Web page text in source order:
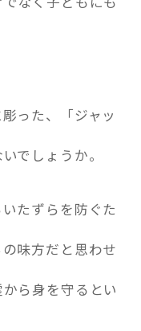
った、「ジャッ
でしょうか。
たずらを防ぐた
味方だと思わせ
ら身を守るとい